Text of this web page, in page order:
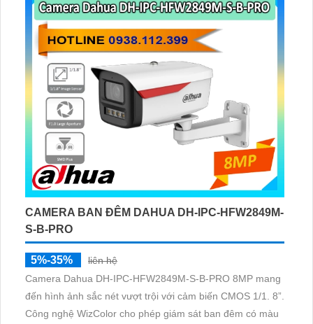
CAMERA BAN ĐÊM DAHUA DH-IPC-HFW2849M-
S-B-PRO
5%-35%
liên hệ
Camera Dahua DH-IPC-HFW2849M-S-B-PRO 8MP mang
đến hình ảnh sắc nét vượt trội với cảm biến CMOS 1/1. 8”.
Công nghệ WizColor cho phép giám sát ban đêm có màu